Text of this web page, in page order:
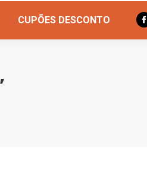
CUPÕES DESCONTO